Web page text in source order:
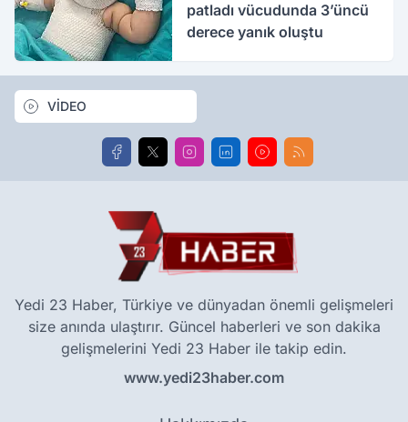
patladı vücudunda 3’üncü
derece yanık oluştu
VİDEO
Yedi 23 Haber, Türkiye ve dünyadan önemli gelişmeleri
size anında ulaştırır. Güncel haberleri ve son dakika
gelişmelerini Yedi 23 Haber ile takip edin.
www.yedi23haber.com